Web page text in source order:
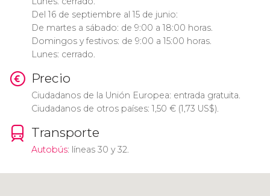
Del 16 de septiembre al 15 de junio:
De martes a sábado: de 9:00 a 18:00 horas.
Domingos y festivos: de 9:00 a 15:00 horas.
Lunes: cerrado.
Precio
Ciudadanos de la Unión Europea: entrada gratuita.
Ciudadanos de otros países: 1,50 €(1,73 US$).
Transporte
Autobús: líneas 30 y 32.